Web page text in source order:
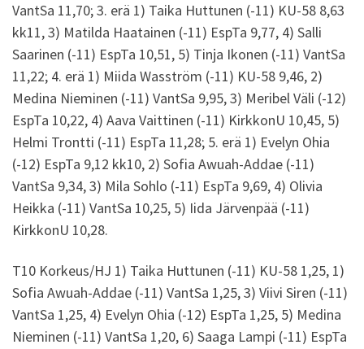
VantSa 11,70; 3. erä 1) Taika Huttunen (-11) KU-58 8,63
kk11, 3) Matilda Haatainen (-11) EspTa 9,77, 4) Salli
Saarinen (-11) EspTa 10,51, 5) Tinja Ikonen (-11) VantSa
11,22; 4. erä 1) Miida Wasström (-11) KU-58 9,46, 2)
Medina Nieminen (-11) VantSa 9,95, 3) Meribel Väli (-12)
EspTa 10,22, 4) Aava Vaittinen (-11) KirkkonU 10,45, 5)
Helmi Trontti (-11) EspTa 11,28; 5. erä 1) Evelyn Ohia
(-12) EspTa 9,12 kk10, 2) Sofia Awuah-Addae (-11)
VantSa 9,34, 3) Mila Sohlo (-11) EspTa 9,69, 4) Olivia
Heikka (-11) VantSa 10,25, 5) Iida Järvenpää (-11)
KirkkonU 10,28.
T10 Korkeus/HJ 1) Taika Huttunen (-11) KU-58 1,25, 1)
Sofia Awuah-Addae (-11) VantSa 1,25, 3) Viivi Siren (-11)
VantSa 1,25, 4) Evelyn Ohia (-12) EspTa 1,25, 5) Medina
Nieminen (-11) VantSa 1,20, 6) Saaga Lampi (-11) EspTa